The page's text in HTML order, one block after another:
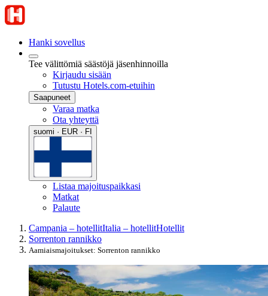
Hanki sovellus
Tee välittömiä säästöjä jäsenhinnoilla
Kirjaudu sisään
Tutustu Hotels.com-etuihin
Saapuneet
Varaa matka
Ota yhteyttä
suomi · EUR · FI
Listaa majoituspaikkasi
Matkat
Palaute
Campania – hotellitItalia – hotellitHotellit
Sorrenton rannikko
Aamiaismajoitukset: Sorrenton rannikko